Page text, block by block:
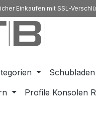
springen
Einkaufen mit SSL-
Schubladen
Profile Konsolen